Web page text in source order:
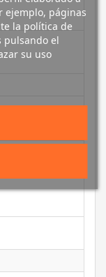
ejemplo, páginas
la política de
pulsando el
su uso